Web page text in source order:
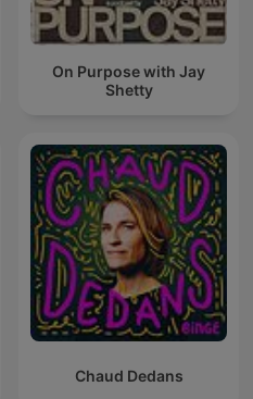
On Purpose with Jay
Shetty
Chaud Dedans